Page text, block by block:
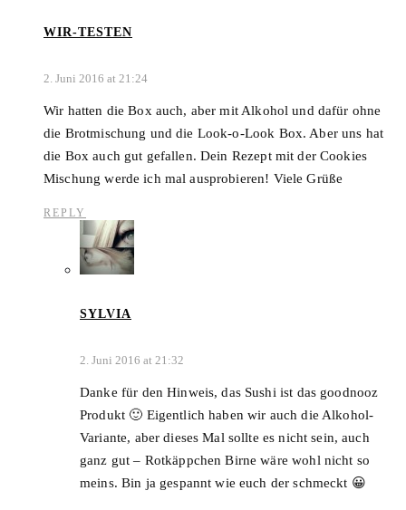
WIR-TESTEN
2. Juni 2016 at 21:24
Wir hatten die Box auch, aber mit Alkohol und dafür ohne
die Brotmischung und die Look-o-Look Box. Aber uns hat
die Box auch gut gefallen. Dein Rezept mit der Cookies
Mischung werde ich mal ausprobieren! Viele Grüße
REPLY
SYLVIA
2. Juni 2016 at 21:32
Danke für den Hinweis, das Sushi ist das goodnooz
Produkt 🙂 Eigentlich haben wir auch die Alkohol-
Variante, aber dieses Mal sollte es nicht sein, auch
ganz gut – Rotkäppchen Birne wäre wohl nicht so
meins. Bin ja gespannt wie euch der schmeckt 😀